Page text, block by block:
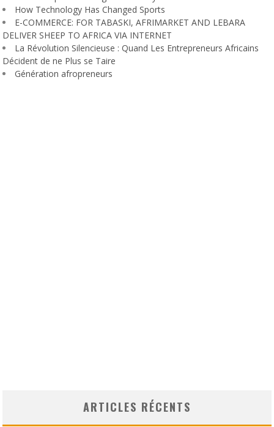
How Technology Has Changed Sports
E-COMMERCE: FOR TABASKI, AFRIMARKET AND LEBARA
DELIVER SHEEP TO AFRICA VIA INTERNET
La Révolution Silencieuse : Quand Les Entrepreneurs Africains
Décident de ne Plus se Taire
Génération afropreneurs
ARTICLES RÉCENTS